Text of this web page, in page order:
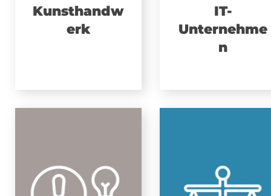
Kunsthandw
erk
IT-
Unternehme
n